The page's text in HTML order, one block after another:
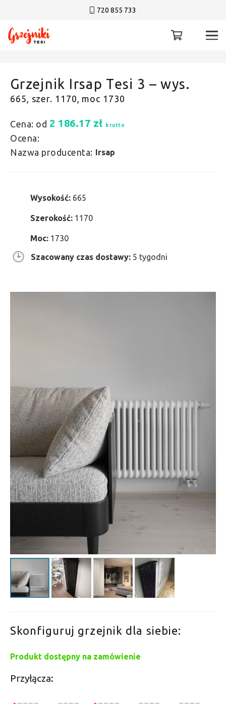
720 855 733
Grzejnik Irsap Tesi 3 – wys.
665, szer. 1170, moc 1730
Cena: od 2 186.17 zł brutto
Ocena:
Nazwa producenta: Irsap
Wysokość: 665
Szerokość: 1170
Moc: 1730
Szacowany czas dostawy: 5 tygodni
Skonfiguruj grzejnik dla siebie:
Produkt dostępny na zamówienie
Przyłącza: